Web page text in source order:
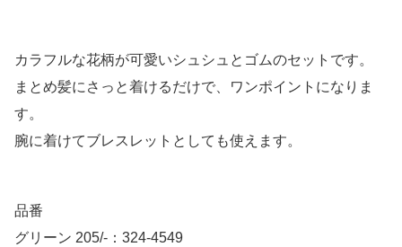
カラフルな花柄が可愛いシュシュとゴムのセットです。
まとめ髪にさっと着けるだけで、ワンポイントになりま
す。
腕に着けてブレスレットとしても使えます。
品番
グリーン 205/-：324-4549